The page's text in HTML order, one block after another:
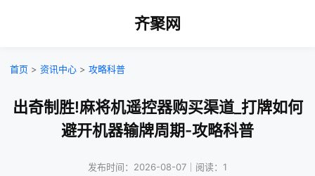
齐聚网
首页 > 资讯中心 > 攻略科普
出奇制胜!麻将机遥控器购买渠道_打牌如何
避开机器输牌周期-攻略科普
发布时间：2026-08-07｜阅读：1